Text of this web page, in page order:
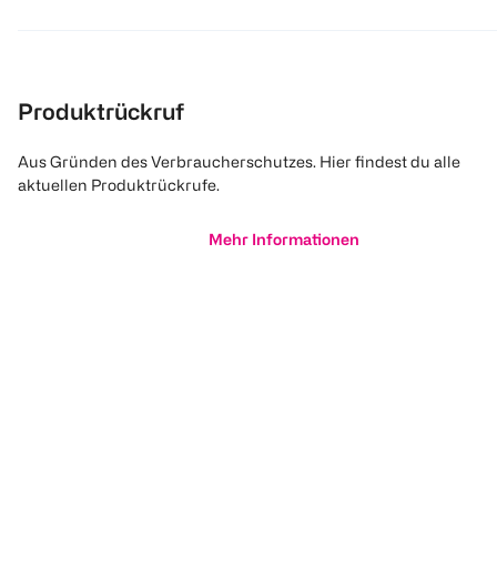
Produktrückruf
Aus Gründen des Verbraucherschutzes. Hier findest du alle
aktuellen Produktrückrufe.
Mehr Informationen